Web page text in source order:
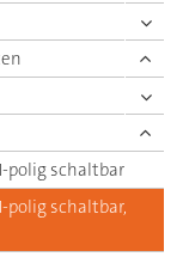
polig schaltbar
polig schaltbar,